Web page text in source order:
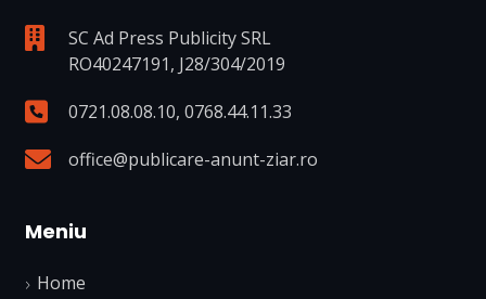
SC Ad Press Publicity SRL
RO40247191, J28/304/2019
0721.08.08.10, 0768.44.11.33
office@publicare-anunt-ziar.ro
Meniu
Home